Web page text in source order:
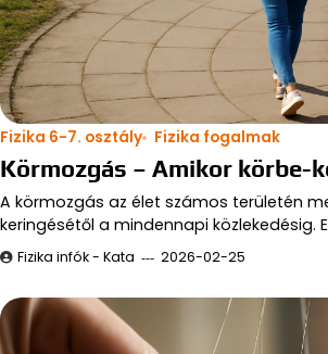
Fizika 6-7. osztály Fizika fogalmak
Körmozgás – Amikor körbe-
A körmozgás az élet számos területén
keringésétől a mindennapi közlekedésig.
Fizika infók - Kata 2026-02-25